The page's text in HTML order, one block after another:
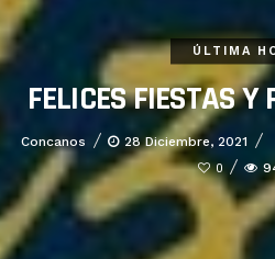
ÚLTIMA
FELICES FIESTAS Y
Concanos 28 Diciembre, 2021
0